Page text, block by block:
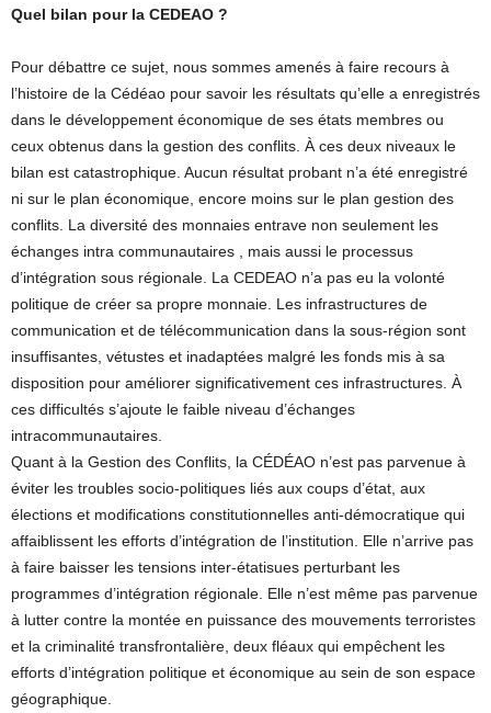
Quel bilan pour la CEDEAO ?
Pour débattre ce sujet, nous sommes amenés à faire recours à
l’histoire de la Cédéao pour savoir les résultats qu’elle a enregistrés
dans le développement économique de ses états membres ou
ceux obtenus dans la gestion des conflits. À ces deux niveaux le
bilan est catastrophique. Aucun résultat probant n’a été enregistré
ni sur le plan économique, encore moins sur le plan gestion des
conflits. La diversité des monnaies entrave non seulement les
échanges intra communautaires , mais aussi le processus
d’intégration sous régionale. La CEDEAO n’a pas eu la volonté
politique de créer sa propre monnaie. Les infrastructures de
communication et de télécommunication dans la sous-région sont
insuffisantes, vétustes et inadaptées malgré les fonds mis à sa
disposition pour améliorer significativement ces infrastructures. À
ces difficultés s’ajoute le faible niveau d’échanges
intracommunautaires.
Quant à la Gestion des Conflits, la CÉDÉAO n’est pas parvenue à
éviter les troubles socio-politiques liés aux coups d’état, aux
élections et modifications constitutionnelles anti-démocratique qui
affaiblissent les efforts d’intégration de l’institution. Elle n’arrive pas
à faire baisser les tensions inter-étatisues perturbant les
programmes d’intégration régionale. Elle n’est même pas parvenue
à lutter contre la montée en puissance des mouvements terroristes
et la criminalité transfrontalière, deux fléaux qui empêchent les
efforts d’intégration politique et économique au sein de son espace
géographique.